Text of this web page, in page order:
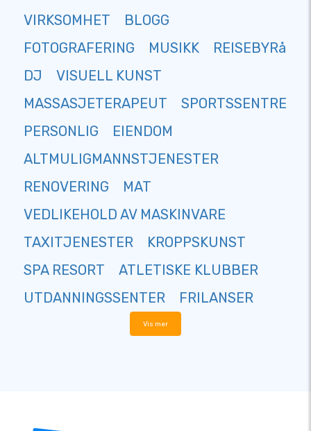
VIRKSOMHET
BLOGG
FOTOGRAFERING
MUSIKK
REISEBYRå
DJ
VISUELL KUNST
MASSASJETERAPEUT
SPORTSSENTRE
PERSONLIG
EIENDOM
ALTMULIGMANNSTJENESTER
RENOVERING
MAT
VEDLIKEHOLD AV MASKINVARE
TAXITJENESTER
KROPPSKUNST
SPA RESORT
ATLETISKE KLUBBER
UTDANNINGSSENTER
FRILANSER
Vis mer